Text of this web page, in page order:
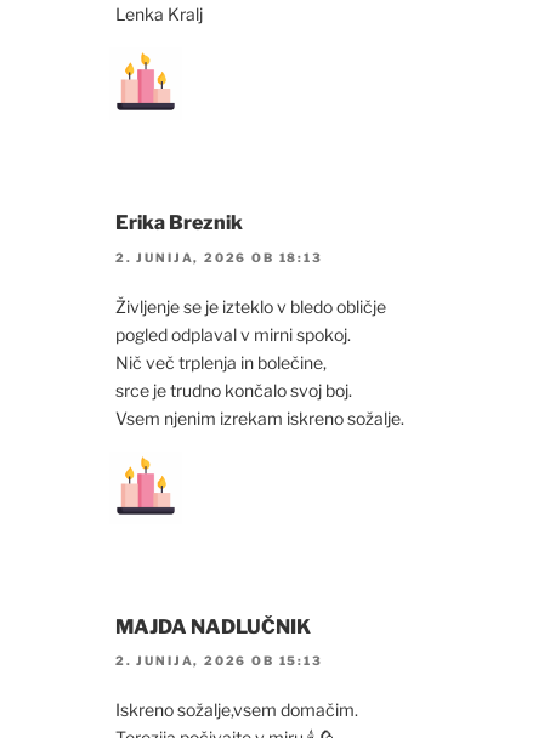
Lenka Kralj
Erika Breznik
2. JUNIJA, 2026 OB 18:13
Življenje se je izteklo v bledo obličje
pogled odplaval v mirni spokoj.
Nič več trplenja in bolečine,
srce je trudno končalo svoj boj.
Vsem njenim izrekam iskreno sožalje.
MAJDA NADLUČNIK
2. JUNIJA, 2026 OB 15:13
Iskreno sožalje,vsem domačim.